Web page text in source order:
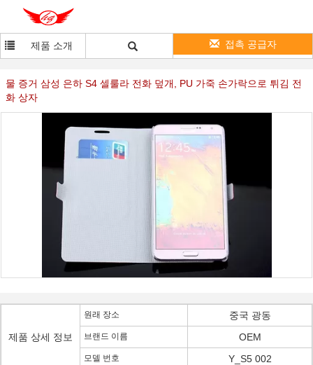
제품 소개 접촉 공급자
물 증거 삼성 은하 S4 셀룰라 전화 덮개, PU 가죽 손가락으로 튀김 전
화 상자
제품 상세 정보
원래 장소 중국 광동
브랜드 이름 OEM
모델 번호 Y_S5 002